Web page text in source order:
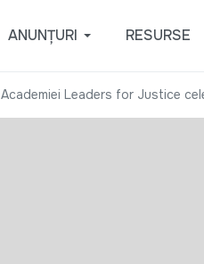
ANUNȚURI RESURSE
Leaders for Justice